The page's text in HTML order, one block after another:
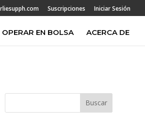
Suscripciones Iniciar Sesión
OPERAR EN BOLSA ACERCA DE